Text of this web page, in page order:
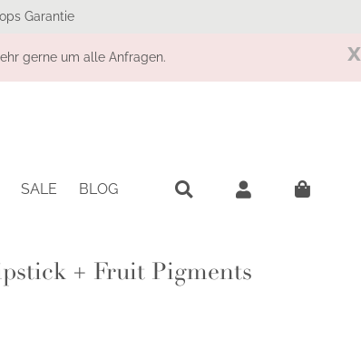
Garantie
x
gerne um alle Anfragen.
SALE BLOG
+ Fruit Pigments